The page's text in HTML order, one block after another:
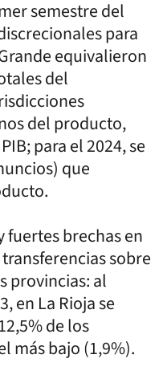
semestre del
para
equivalieron
del
del producto,
para el 2024, se
que
fuertes brechas en
sobre
provincias: al
en La Rioja se
de los
más bajo (1,9%).